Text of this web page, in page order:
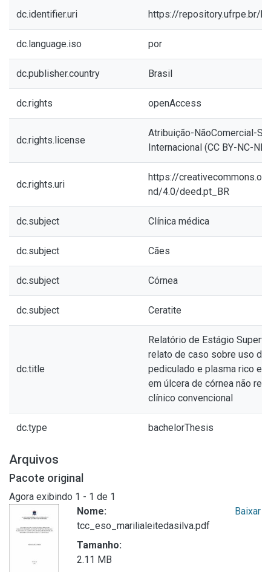
dc.identifier.uri https://repository.ufrpe.br/
dc.language.iso por
dc.publisher.country Brasil
dc.rights openAccess
dc.rights.license
Atribuição-NãoComercial-
Internacional (CC BY-NC-ND
dc.rights.uri
https://
nd/4.0/deed.pt_BR
dc.subject Clínica médica
dc.subject Cães
dc.subject Córnea
dc.subject Ceratite
dc.title
Relatório de Estágio
relato de caso sobre uso de
pediculado e plasma rico
em úlcera de córnea não
clínico convencional
dc.type bachelorThesis
Arquivos
Pacote original
Agora exibindo 1 - 1 de 1
Nome:
tcc_eso_marilialeitedasilva.pdf
Tamanho:
2.11 MB
Baixar